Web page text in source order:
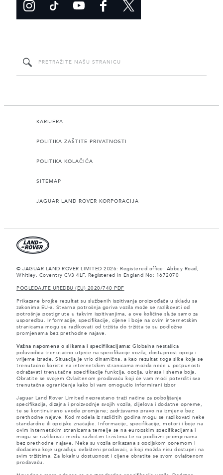
KARIJERA
POLITIKA ZAŠTITE PRIVATNOSTI
POLITIKA KOLAČIĆA
SITEMAP
JAGUAR LAND ROVER KORPORACIJA
© JAGUAR LAND ROVER LIMITED 2026: Registered office: Abbey Road,
Whitley, Coventry CV3 4LF. Registered in England No: 1672070
POGLEDAJTE UREDBU (EU) 2020/740 PDF
Prikazane brojke rezultat su službenih ispitivanja proizvođača u skladu sa
zakonima EU-a. Stvarna potrošnja goriva vozila može se razlikovati od
potrošnje postignute u takvim ispitivanjima, a ove količine služe samo za
usporedbu. Informacije, specifikacije, cijene i boje na ovim internetskim
stranicama mogu se razlikovati od tržišta do tržišta te su podložne
promjenama bez prethodne najave.
Važna napomena o slikama i specifikacijama: Globalna nestašica
poluvodiča trenutačno utječe na specifikacije vozila, dostupnost opcija i
vrijeme izrade. Situacija je vrlo dinamična, a kao rezultat toga slike koje se
trenutačno koriste na internetskim stranicama možda neće u potpunosti
odražavati trenutačne specifikacije funkcija, opcija, ukrasa i shema boja.
Obratite se svojem Ovlaštenom prodavaču koji će vam moći potvrditi sva
trenutačna ograničenja kako bi vam omogućio informirani izbor
Jaguar Land Rover Limited neprestano traži načine za poboljšanje
specifikacija, dizajna i proizvodnje svojih vozila, dijelova i dodatne opreme,
te se kontinuirano uvode promjene; zadržavamo pravo na izmjene bez
prethodne najave. Kod modela iz različitih godina mogu se razlikovati neke
standardne ili opcijske značajke. Informacije, specifikacije, motori i boje na
ovim internetskim stranicama temelje se na europskim specifikacijama i
mogu se razlikovati među različitim tržištima te su podložni promjenama
bez prethodne najave. Neka su vozila prikazana s opcijskom opremom i
dodacima koje ugrađuju ovlašteni prodavači, a koji možda nisu dostupni na
svim tržištima. Za lokalnu dostupnost i cijene obratite se svom ovlaštenom
prodavaču.